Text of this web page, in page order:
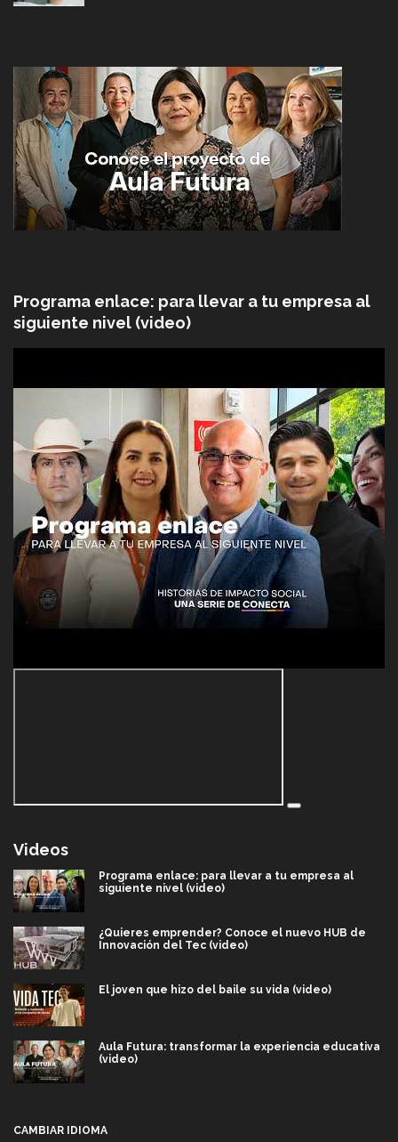
Programa enlace: para llevar a tu empresa al
siguiente nivel (video)
Videos
Programa enlace: para llevar a tu empresa al
siguiente nivel (video)
¿Quieres emprender? Conoce el nuevo HUB de
Innovación del Tec (video)
El joven que hizo del baile su vida (video)
Aula Futura: transformar la experiencia educativa
(video)
CAMBIAR IDIOMA